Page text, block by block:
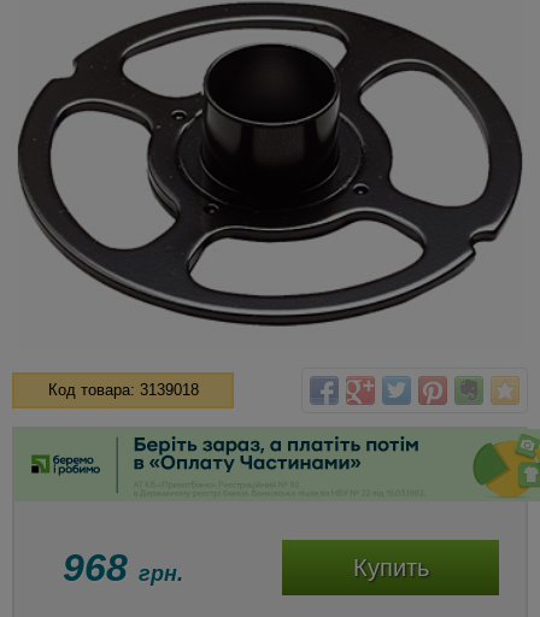
Код товара: 3139018
968 грн. Купить